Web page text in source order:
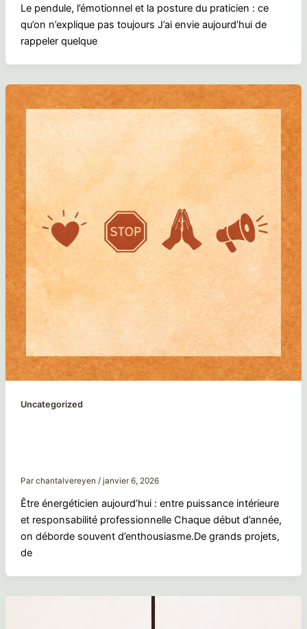
Le pendule, l’émotionnel et la posture du praticien : ce
qu’on n’explique pas toujours J’ai envie aujourd’hui de
rappeler quelque
Uncategorized
Par chantalvereyen / janvier 6, 2026
Être énergéticien aujourd’hui : entre puissance intérieure
et responsabilité professionnelle Chaque début d’année,
on déborde souvent d’enthousiasme.De grands projets,
de